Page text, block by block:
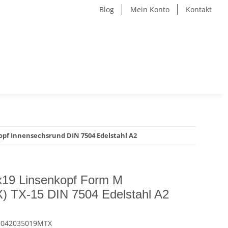
Blog Mein Konto Kontakt
Innensechsrund DIN 7504 Edelstahl A2
Linsenkopf Form M
TX-15 DIN 7504 Edelstahl A2